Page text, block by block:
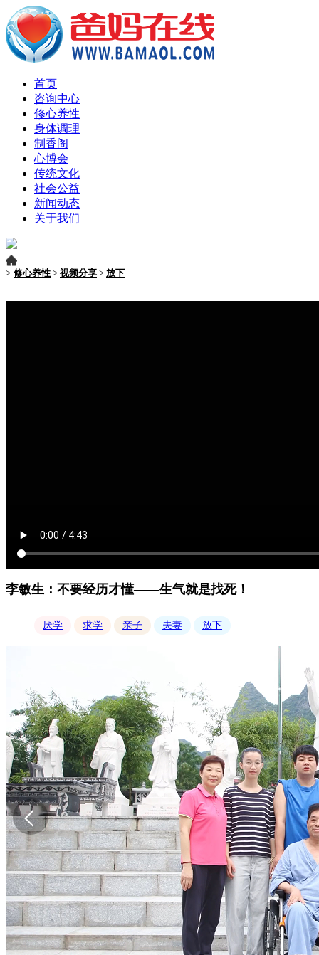
首页
咨询中心
修心养性
身体调理
制香阁
心博会
传统文化
社会公益
新闻动态
关于我们
> 修心养性 > 视频分享 > 放下
李敏生：不要经历才懂——生气就是找死！
厌学 求学 亲子 夫妻 放下